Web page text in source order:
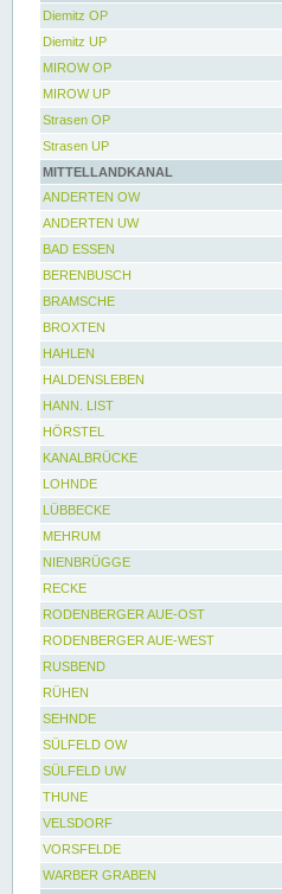
Diemitz OP
Diemitz UP
MIROW OP
MIROW UP
Strasen OP
Strasen UP
MITTELLANDKANAL
ANDERTEN OW
ANDERTEN UW
BAD ESSEN
BERENBUSCH
BRAMSCHE
BROXTEN
HAHLEN
HALDENSLEBEN
HANN. LIST
HÖRSTEL
KANALBRÜCKE
LOHNDE
LÜBBECKE
MEHRUM
NIENBRÜGGE
RECKE
RODENBERGER AUE-OST
RODENBERGER AUE-WEST
RUSBEND
RÜHEN
SEHNDE
SÜLFELD OW
SÜLFELD UW
THUNE
VELSDORF
VORSFELDE
WARBER GRABEN